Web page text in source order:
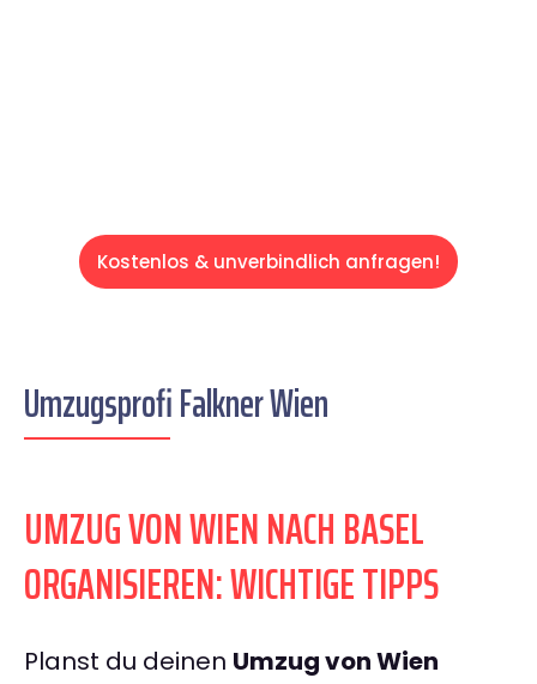
Kostenlos & unverbindlich anfragen!
Umzugsprofi Falkner Wien
UMZUG VON WIEN NACH BASEL
ORGANISIEREN: WICHTIGE TIPPS
Planst du deinen Umzug von Wien